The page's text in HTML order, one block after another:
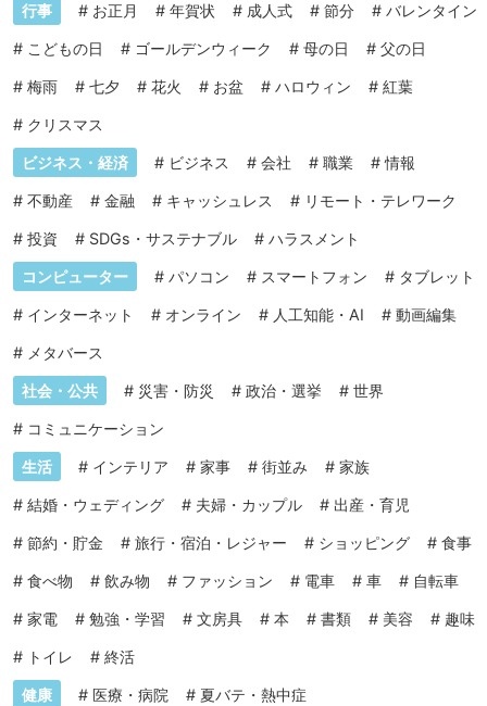
行事 # お正月 # 年賀状 # 成人式 # 節分 # バレンタイン
# こどもの日 # ゴールデンウィーク # 母の日 # 父の日
# 梅雨 # 七夕 # 花火 # お盆 # ハロウィン # 紅葉
# クリスマス
ビジネス・経済 # ビジネス # 会社 # 職業 #情報
# 不動産 # 金融 # キャッシュレス # リモート・テレワーク
# 投資 # SDGs・サステナブル # ハラスメント
コンピューター # パソコン # スマートフォン # タブレット
# インターネット # オンライン # 人工知能・AI # 動画編集
# メタバース
社会・公共 # 災害・防災 # 政治・選挙 # 世界
# コミュニケーション
生活 # インテリア # 家事 # 街並み # 家族
# 結婚・ウェディング # 夫婦・カップル # 出産・育児
# 節約・貯金 # 旅行・宿泊・レジャー # ショッピング # 食事
# 食べ物 # 飲み物 # ファッション # 電車 # 車 # 自転車
# 家電 # 勉強・学習 # 文房具 # 本 # 書類 # 美容 # 趣味
# トイレ # 終活
健康 # 医療・病院 # 夏バテ・熱中症